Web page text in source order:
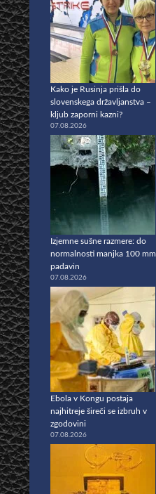
Kako je Rusinja prišla do
slovenskega državljanstva –
kljub zaporni kazni?
07.08.2026
Izjemne sušne razmere: do
normalnosti manjka 100 mm
padavin
07.08.2026
Ebola v Kongu postaja
najhitreje šireči se izbruh v
zgodovini
07.08.2026